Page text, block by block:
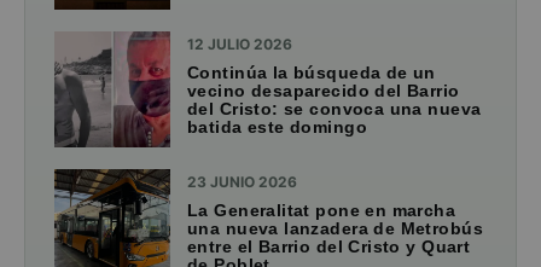
12 JULIO 2026
Continúa la búsqueda de un
vecino desaparecido del Barrio
del Cristo: se convoca una nueva
batida este domingo
23 JUNIO 2026
La Generalitat pone en marcha
una nueva lanzadera de Metrobús
entre el Barrio del Cristo y Quart